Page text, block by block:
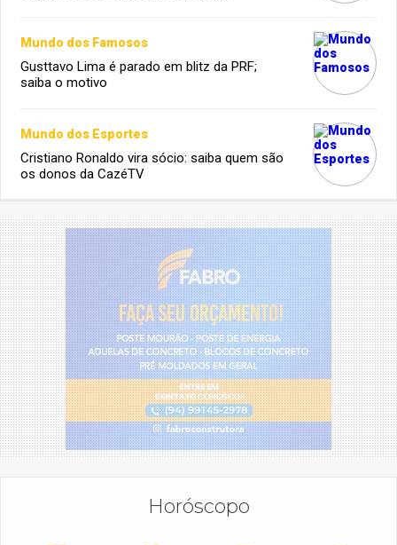
Mundo dos Famosos
Gusttavo Lima é parado em blitz da PRF;
saiba o motivo
Mundo dos Esportes
Cristiano Ronaldo vira sócio: saiba quem são
os donos da CazéTV
Horóscopo